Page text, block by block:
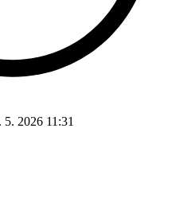
5. 2026 11:31